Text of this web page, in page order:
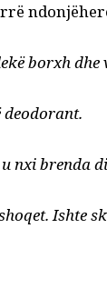
borxh dhe
deodorant.
nxi brenda
Ishte